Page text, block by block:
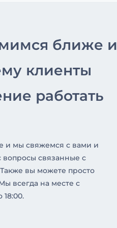
ближе и
клиенты
работать
и мы свяжемся с вами и
связанные с
вы можете просто
всегда на месте с
18:00.